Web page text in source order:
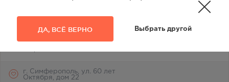
ДА, ВСЁ ВЕРНО Выбрать другой
Отметьте любимую аптеку и вы всегда будете видеть её
г. Симферополь, ул. 60 лет
Октября, дом 22